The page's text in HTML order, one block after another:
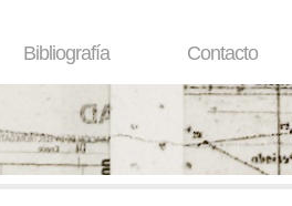
Bibliografía Contacto